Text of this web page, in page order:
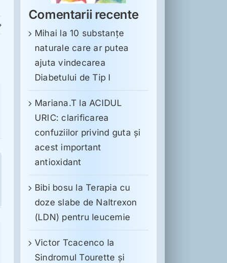
Comentarii recente
Mihai la10 substanţe
naturale care ar putea
ajuta vindecarea
Diabetului de Tip I
Mariana.T la ACIDUL
URIC: clarificarea
confuziilor privind guta și
acest important
antioxidant
Bibi bosu laTerapia cu
doze slabe de Naltrexon
(LDN) pentru leucemie
Victor Tcacenco la
Sindromul Tourette şi